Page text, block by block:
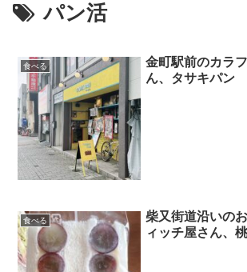
パン活
食べる
金町駅前のカラ
ん、タサキパン
食べる
柴又街道沿いの
ィッチ屋さん、